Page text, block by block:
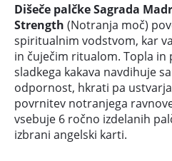
Dišeče palčke Sagrada
Strength (Notranja moč)
spiritualnim vodstvom, kar
in čuječim ritualom. Topla
sladkega kakava navdihuje
odpornost, hkrati pa
povrnitev notranjega
vsebuje 6 ročno izdelanih
izbrani angelski karti.